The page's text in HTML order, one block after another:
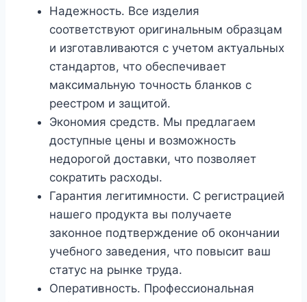
Надежность. Все изделия
соответствуют оригинальным образцам
и изготавливаются с учетом актуальных
стандартов, что обеспечивает
максимальную точность бланков с
реестром и защитой.
Экономия средств. Мы предлагаем
доступные цены и возможность
недорогой доставки, что позволяет
сократить расходы.
Гарантия легитимности. С регистрацией
нашего продукта вы получаете
законное подтверждение об окончании
учебного заведения, что повысит ваш
статус на рынке труда.
Оперативность. Профессиональная